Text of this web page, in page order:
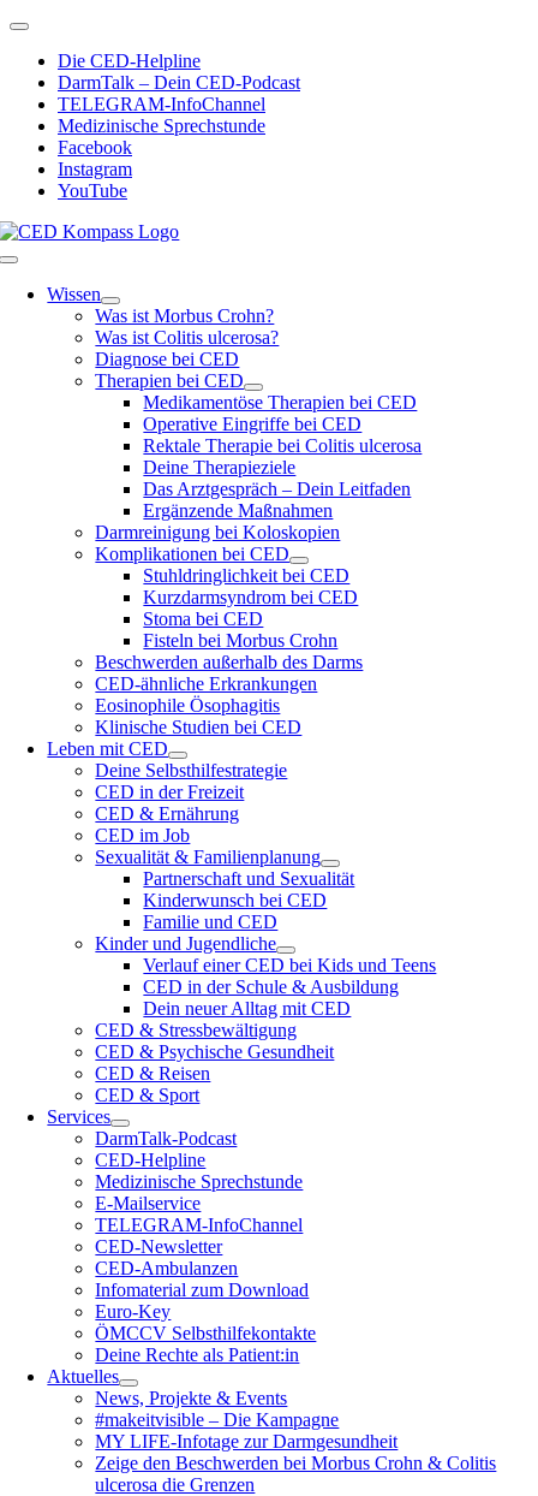
Zum
springen
Toggle
NavigationDie CED-Helpline
DarmTalk – Dein CED-Podcast
TELEGRAM-InfoChannel
Medizinische Sprechstunde
Facebook
Instagram
YouTube
Toggle
NavigationWissen
Was ist Morbus Crohn?
Was ist Colitis ulcerosa?
Diagnose bei CED
Therapien bei CED
Medikamentöse Therapien bei CED
Operative Eingriffe bei CED
Rektale Therapie bei Colitis ulcerosa
Deine Therapieziele
Das Arztgespräch – Dein Leitfaden
Ergänzende Maßnahmen
Darmreinigung bei Koloskopien
Komplikationen bei CED
Stuhldringlichkeit bei CED
Kurzdarmsyndrom bei CED
Stoma bei CED
Fisteln bei Morbus Crohn
Beschwerden außerhalb des Darms
CED-ähnliche Erkrankungen
Eosinophile Ösophagitis
Klinische Studien bei CED
Leben mit CED
Deine Selbsthilfestrategie
CED in der Freizeit
CED & Ernährung
CED im Job
Sexualität & Familienplanung
Partnerschaft und Sexualität
Kinderwunsch bei CED
Familie und CED
Kinder und Jugendliche
Verlauf einer CED bei Kids und Teens
CED in der Schule & Ausbildung
Dein neuer Alltag mit CED
CED & Stressbewältigung
CED & Psychische Gesundheit
CED & Reisen
CED & Sport
Services
DarmTalk-Podcast
CED-Helpline
Medizinische Sprechstunde
E-Mailservice
TELEGRAM-InfoChannel
CED-Newsletter
CED-Ambulanzen
Infomaterial zum Download
Euro-Key
ÖMCCV Selbsthilfekontakte
Deine Rechte als Patient:in
Aktuelles
News, Projekte & Events
#makeitvisible – Die Kampagne
MY LIFE-Infotage zur Darmgesundheit
Zeige den Beschwerden bei Morbus Crohn & Colitis
ulcerosa die Grenzen